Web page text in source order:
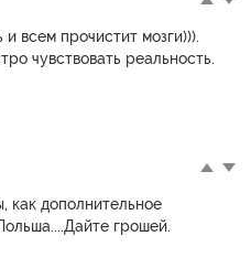
всем прочистит мозги))).
чувствовать реальность.
как дополнительное
грошей.